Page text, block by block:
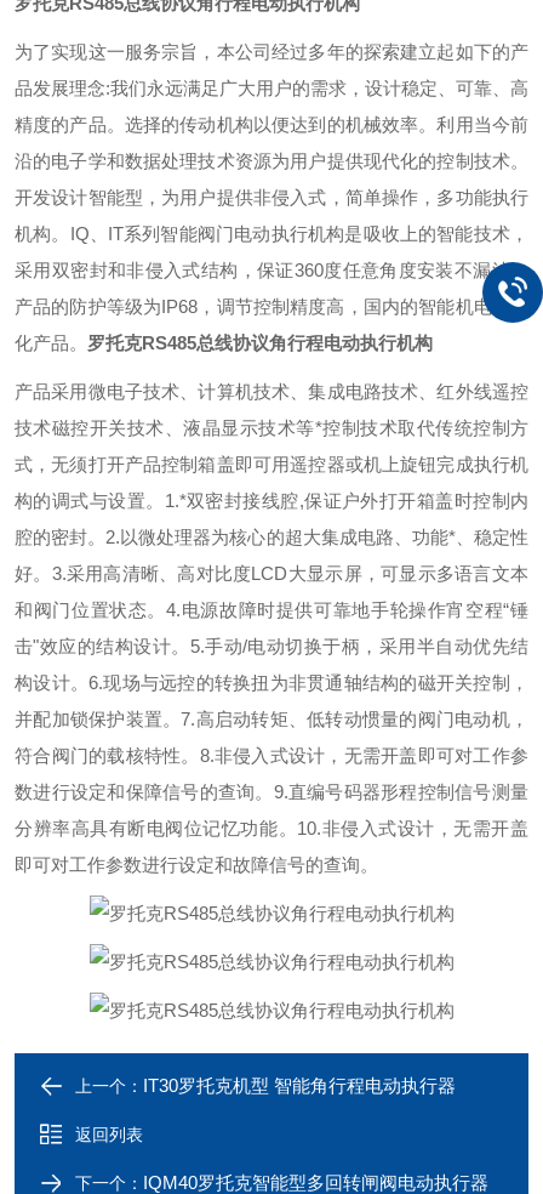
为了实现这一服务宗旨，本公司经过多年的探索建立起如下的产
品发展理念:我们永远满足广大用户的需求，设计稳定、可靠、高
精度的产品。选择的传动机构以便达到的机械效率。利用当今前
沿的电子学和数据处理技术资源为用户提供现代化的控制技术。
开发设计智能型，为用户提供非侵入式，简单操作，多功能执行
机构。 IQ、IT系列智能阀门电动执行机构是吸收上的智能技术，
采用双密封和非侵入式结构，保证360度任意角度安装不漏油，
产品的防护等级为IP68，调节控制精度高，国内的智能机电一体
化产品。 罗托克RS485总线协议角行程电动执行机构
产品采用微电子技术、计算机技术、集成电路技术、红外线遥控
技术磁控开关技术、液晶显示技术等*控制技术取代传统控制方
式，无须打开产品控制箱盖即可用遥控器或机上旋钮完成执行机
构的调式与设置。 1.*双密封接线腔,保证户外打开箱盖时控制内
腔的密封。2.以微处理器为核心的超大集成电路、功能*、稳定性
好。3.采用高清晰、高对比度LCD大显示屏，可显示多语言文本
和阀门位置状态。4.电源故障时提供可靠地手轮操作宵空程“锤
击"效应的结构设计。5.手动/电动切换于柄，采用半自动优先结
构设计。6.现场与远控的转换扭为非贯通轴结构的磁开关控制，
并配加锁保护装置。7.高启动转矩、低转动惯量的阀门电动机，
符合阀门的载核特性。8.非侵入式设计，无需开盖即可对工作参
数进行设定和保障信号的查询。9.直编号码器形程控制信号测量
分辨率高具有断电阀位记忆功能。10.非侵入式设计，无需开盖
即可对工作参数进行设定和故障信号的查询。
上一个： IT30罗托克机型 智能角行程电动执行器
返回列表
下一个： IQM40罗托克智能型多回转闸阀电动执行器